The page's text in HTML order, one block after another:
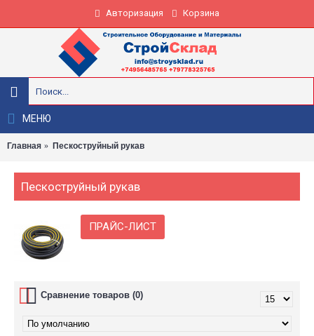
Авторизация Корзина
МЕНЮ
Главная Пескоструйный рукав
Пескоструйный рукав
ПРАЙС-ЛИСТ
Сравнение товаров (0)